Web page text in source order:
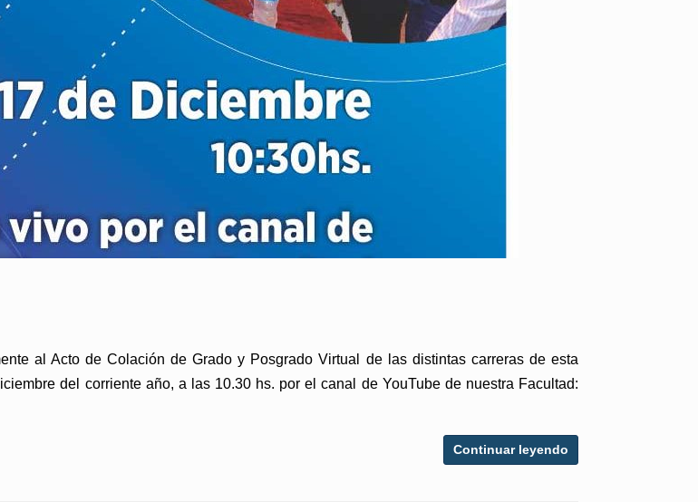
al Acto de Colación de Grado y Posgrado Virtual de las distintas carreras de esta
del corriente año, a las 10.30 hs. por el canal de YouTube de nuestra Facultad:
Continuar leyendo